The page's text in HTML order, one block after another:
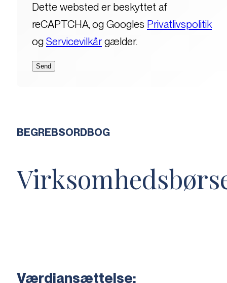
Dette websted er beskyttet af
reCAPTCHA, og Googles Privatlivspolitik
og Servicevilkårgælder.
BEGREBSORDBOG
Værdiansættelse: